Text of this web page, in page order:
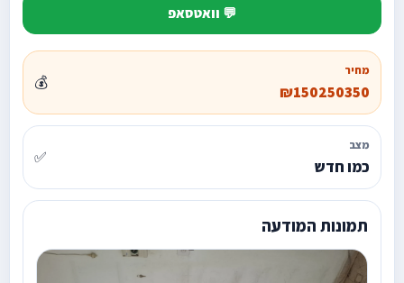
💬 וואטסאפ
מחיר
₪150250350
💰
מצב
כמו חדש ✅
תמונות המודעה